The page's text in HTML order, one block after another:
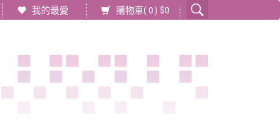
我的最愛 購物車( 0 ) $0